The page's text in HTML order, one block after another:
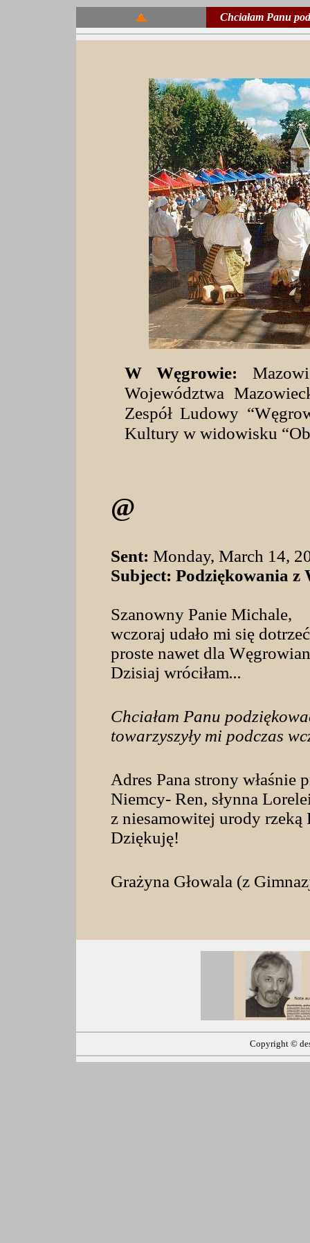
Chciałam Panu
W Węgrowie:
Województwa
Zespół Ludowy
Kultury w widowisku
@
Sent: Monday, March 14,
Subject: Podziękowania z
Szanowny Panie Michale,
wczoraj udało mi się
proste nawet dla
Dzisiaj wróciłam...
Chciałam Panu
towarzyszyły mi podczas
Adres Pana strony właśnie
Niemcy- Ren, słynna
z niesamowitej urody rzeką
Dziękuję!
Grażyna Głowala (z
Copyright ©